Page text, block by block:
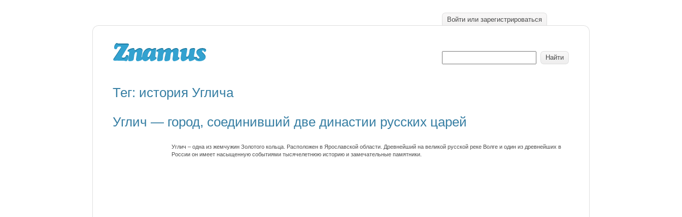
Войти или зарегистрироваться
Тег: история Углича
Углич — город, соединивший две династии русских царей
Углич – одна из жемчужин Золотого кольца. Расположен в Ярославской области. Древнейший на великой русской реке Волге и один из древнейших в
России он имеет насыщенную событиями тысячелетнюю историю и замечательные памятники.